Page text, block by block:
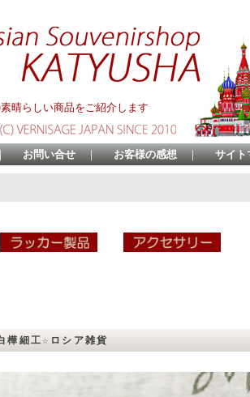
晴らしい商品をご紹介します
お問い合せ ｜ お客様の感想 ｜ サイト
樺細工☆ロシア雑貨